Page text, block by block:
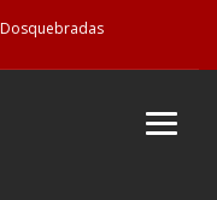
Dosquebradas